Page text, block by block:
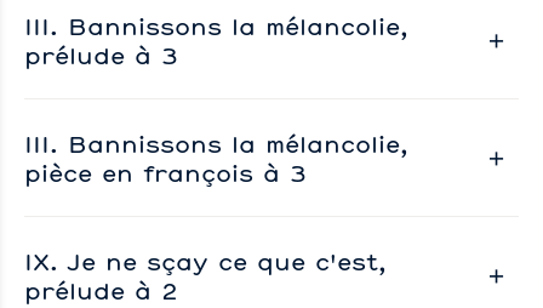
III. Bannissons la mélancolie,
prélude à 3
III. Bannissons la mélancolie,
pièce en françois à 3
IX. Je ne sçay ce que c'est,
prélude à 2